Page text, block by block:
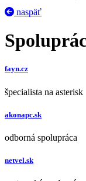
naspäť
fayn.cz
špecialista na asterisk
akonapc.sk
odborná spolupráca
netvel.sk